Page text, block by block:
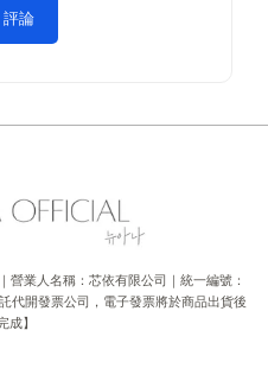
評論
營業人名稱：芯依有限公司｜統一編號：
代開發票公司，電子發票將於商品出貨後
成】